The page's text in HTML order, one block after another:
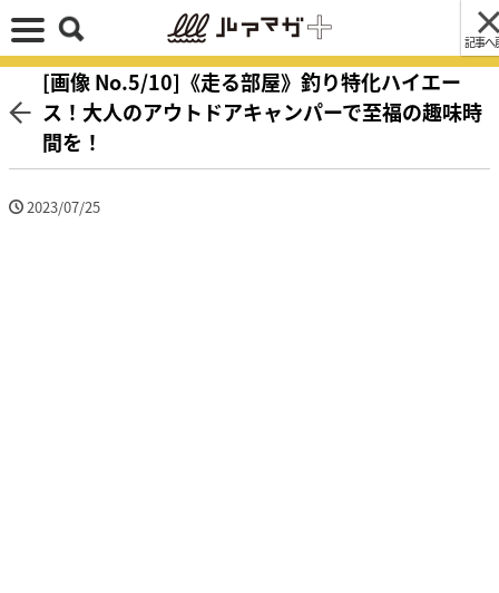
記事へ
[画像 No.5/10]《走る部屋》釣り特化ハイエー
ス！大人のアウトドアキャンパーで至福の趣味時
間を！
2023/07/25